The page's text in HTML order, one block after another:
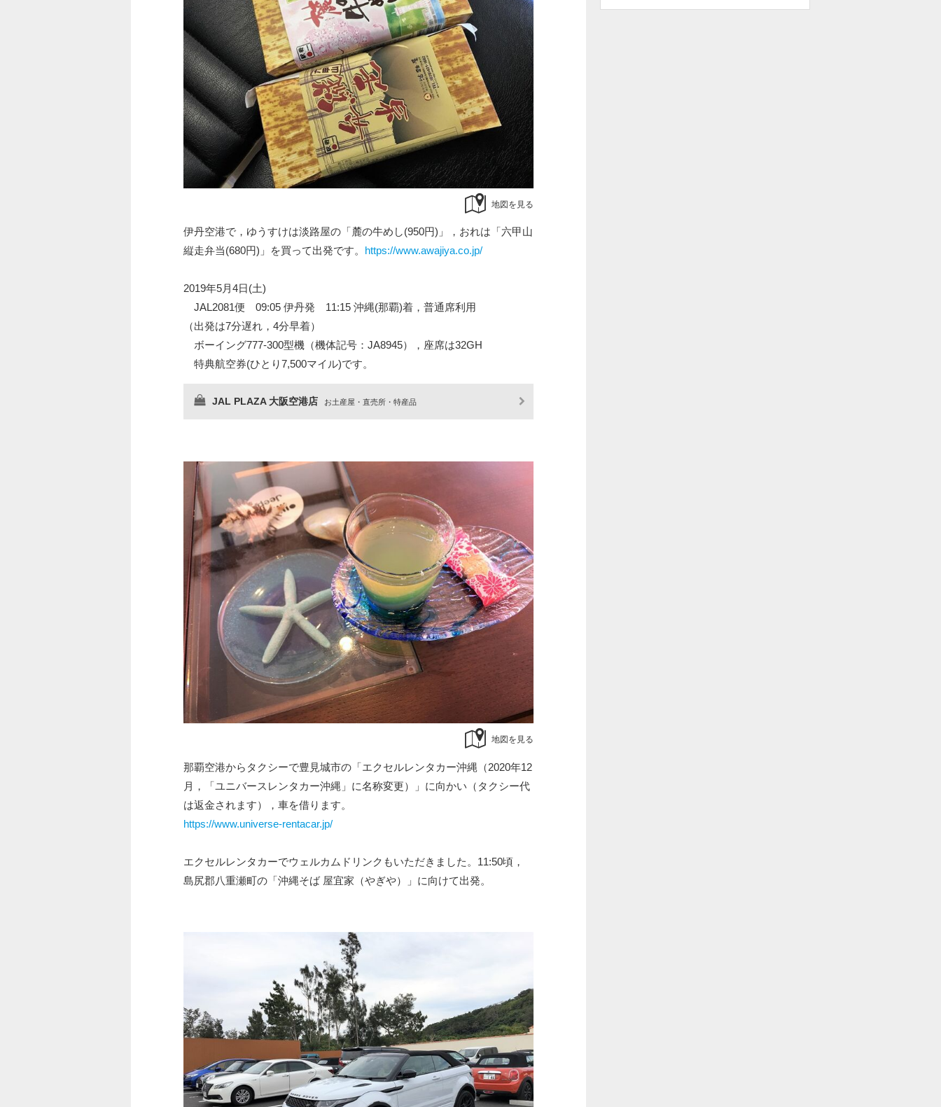
地図を見る
伊丹空港で，ゆうすけは淡路屋の「麓の牛めし(950円)」，おれは「六甲山
縦走弁当(680円)」を買って出発です。 https://www.awajiya.co.jp/
2019年5月4日(土)
JAL2081便 09:05 伊丹発 11:15 沖縄(那覇)着，普通席利用
（出発は7分遅れ，4分早着）
ボーイング777-300型機（機体記号：JA8945），座席は32GH
特典航空券(ひとり7,500マイル)です。
JAL PLAZA 大阪空港店 お土産屋・直売所・特産品
地図を見る
那覇空港からタクシーで豊見城市の「エクセルレンタカー沖縄（2020年12
月，「ユニバースレンタカー沖縄」に名称変更）」に向かい（タクシー代
は返金されます），車を借ります。
https://www.universe-rentacar.jp/
エクセルレンタカーでウェルカムドリンクもいただきました。11:50頃，
島尻郡八重瀬町の「沖縄そば 屋宜家（やぎや）」に向けて出発。